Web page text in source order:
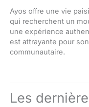
Ayos offre une vie
qui recherchent un
une expérience
est attrayante pour
communautaire.
Les